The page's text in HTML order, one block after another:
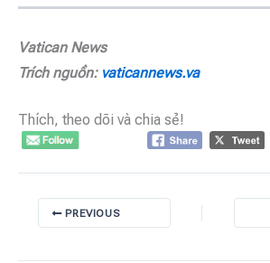
Vatican News
Trích nguồn: vaticannews.va
Thích, theo dõi và chia sẻ!
PREVIOUS